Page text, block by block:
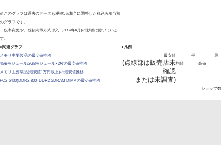
※このグラフは過去のデータも税率5％相当に調整した税込み相当額
のグラフです。
税率変更や、総額表示方式導入（2004年4月)の影響は除いていま
す。
●関連グラフ
メモリ主要製品の最安値推移
4GBモジュール/2GBモジュール×2枚の最安値推移
メモリ主要製品(最安値1万円以上)の最安値推移
PC2-6400(DDR2-800) DDR2 SDRAM DIMMの最安値推移
●凡例
最安値
(点線部は販売店未
確認
または未調査)
平
均値
最
高値
ショップ数